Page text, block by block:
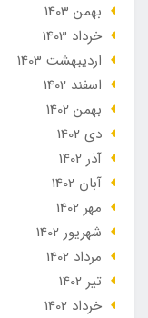
بهمن 1403
خرداد 1403
ارديبهشت 1403
اسفند 1402
بهمن 1402
دی 1402
آذر 1402
آبان 1402
مهر 1402
شهریور 1402
مرداد 1402
تير 1402
خرداد 1402